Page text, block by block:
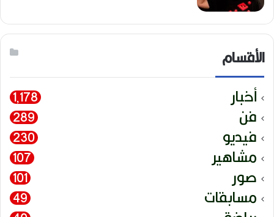
الأقسام
أخبار 1٬178
فن 289
فيديو 230
مشاهير 107
صور 101
مسابقات 49